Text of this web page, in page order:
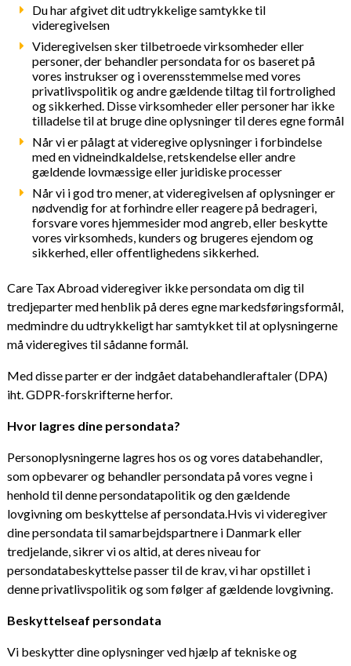
Du har afgivet dit udtrykkelige samtykke til
videregivelsen
Videregivelsen sker tilbetroede virksomheder eller
personer, der behandler persondata for os baseret på
vores instrukser og i overensstemmelse med vores
privatlivspolitik og andre gældende tiltag til fortrolighed
og sikkerhed. Disse virksomheder eller personer har ikke
tilladelse til at bruge dine oplysninger til deres egne formål
Når vi er pålagt at videregive oplysninger i forbindelse
med en vidneindkaldelse, retskendelse eller andre
gældende lovmæssige eller juridiske processer
Når vi i god tro mener, at videregivelsen af oplysninger er
nødvendig for at forhindre eller reagere på bedrageri,
forsvare vores hjemmesider mod angreb, eller beskytte
vores virksomheds, kunders og brugeres ejendom og
sikkerhed, eller offentlighedens sikkerhed.
Care Tax Abroad videregiver ikke persondata om dig til
tredjeparter med henblik på deres egne markedsføringsformål,
medmindre du udtrykkeligt har samtykket til at oplysningerne
må videregives til sådanne formål.
Med disse parter er der indgået databehandleraftaler (DPA)
iht. GDPR-forskrifterne herfor.
Hvor lagres dine persondata?
Personoplysningerne lagres hos os og vores databehandler,
som opbevarer og behandler persondata på vores vegne i
henhold til denne persondatapolitik og den gældende
lovgivning om beskyttelse af persondata.Hvis vi videregiver
dine persondata til samarbejdspartnere i Danmark eller
tredjelande, sikrer vi os altid, at deres niveau for
persondatabeskyttelse passer til de krav, vi har opstillet i
denne privatlivspolitik og som følger af gældende lovgivning.
Beskyttelseaf persondata
Vi beskytter dine oplysninger ved hjælp af tekniske og